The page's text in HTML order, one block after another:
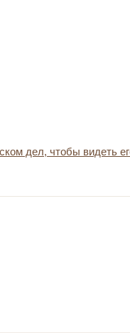
дел, чтобы видеть